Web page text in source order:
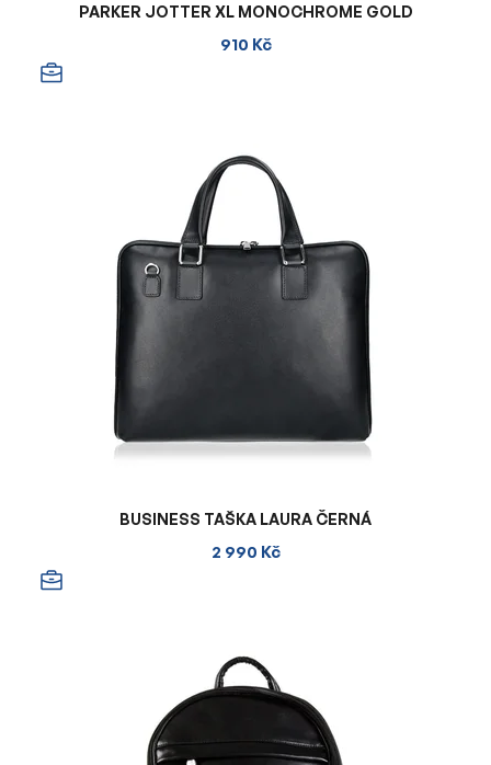
PARKER JOTTER XL MONOCHROME GOLD
910 Kč
BUSINESS TAŠKA LAURA ČERNÁ
2 990 Kč